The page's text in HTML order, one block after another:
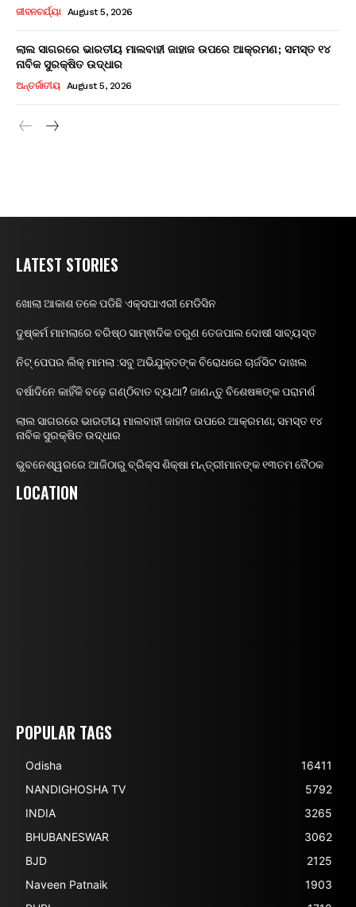
ଜୀବନଚର୍ଯ୍ୟା August 5, 2026
ଲାଲ ସାଗରରେ ଭାରତୀୟ ମାଲବାହୀ ଜାହାଜ ଉପରେ ଆକ୍ରମଣ; ସମସ୍ତ ୧୪
ନାବିକ ସୁରକ୍ଷିତ ଉଦ୍ଧାର
ଅନ୍ତର୍ଜାତୀୟ August 5, 2026
LATEST STORIES
ଖୋଲା ଆକାଶ ତଳେ ପଡିଛି ଏକ୍ସପାଏରୀ ମେଡିସିନ
ଦୁଷ୍କର୍ମ ମାମଲାରେ ବରିଷ୍ଠ ସାମ୍ଵାଦିକ ତରୁଣ ତେଜପାଲ ଦୋଷୀ ସାବ୍ୟସ୍ତ
ନିଟ୍ ପେପର ଲିକ୍ ମାମଲା :ସବୁ ଅଭିଯୁକ୍ତଙ୍କ ବିରୋଧରେ ଚାର୍ଜସିଟ ଦାଖଲ
ବର୍ଷାଦିନେ କାହିଁକି ବଢ଼େ ଗଣ୍ଠିବାତ ବ୍ୟଥା? ଜାଣନ୍ତୁ ବିଶେଷଜ୍ଞଙ୍କ ପରାମର୍ଶ
ଲାଲ ସାଗରରେ ଭାରତୀୟ ମାଲବାହୀ ଜାହାଜ ଉପରେ ଆକ୍ରମଣ; ସମସ୍ତ ୧୪
ନାବିକ ସୁରକ୍ଷିତ ଉଦ୍ଧାର
ଭୁବନେଶ୍ୱରରେ ଆଜିଠାରୁ ବ୍ରିକ୍ସ ଶିକ୍ଷା ମନ୍ତ୍ରୀମାନଙ୍କ ୧୩ତମ ବୈଠକ
LOCATION
POPULAR TAGS
Odisha
16411
NANDIGHOSHA TV
5792
INDIA
3265
BHUBANESWAR
3062
BJD
2125
Naveen Patnaik
1903